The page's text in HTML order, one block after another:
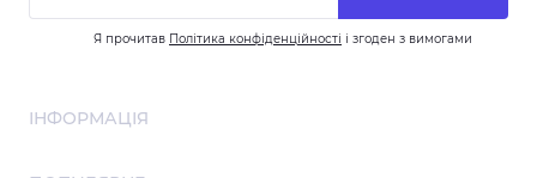
Я прочитав Політика конфіденційності і згоден з вимогами
ІНФОРМАЦІЯ